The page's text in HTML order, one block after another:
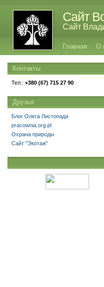
Сайт
Сайт
Главная О
Контакты
Тел.: +380 (67) 715 27 90
Друзья
Блог Олега Листопада
pracownia.org.pl
Охрана природы
Сайт "Экотаж"